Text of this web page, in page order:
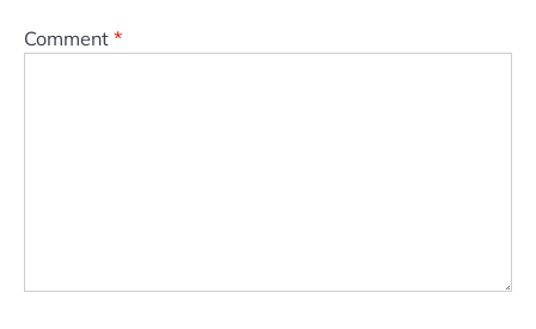
Comment *